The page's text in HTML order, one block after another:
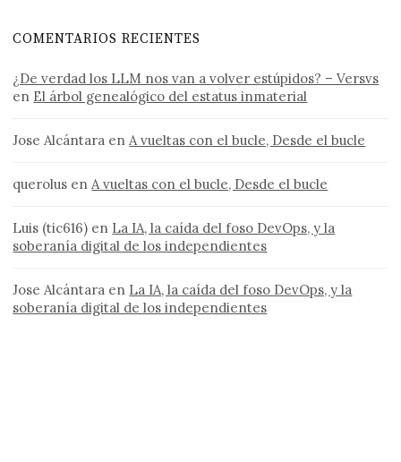
COMENTARIOS RECIENTES
¿De verdad los LLM nos van a volver estúpidos? – Versvs
en El árbol genealógico del estatus inmaterial
Jose Alcántara enA vueltas con el bucle, Desde el bucle
querolus enA vueltas con el bucle, Desde el bucle
Luis (tic616) en La IA, la caída del foso DevOps, y la
soberanía digital de los independientes
Jose Alcántara en La IA, la caída del foso DevOps, y la
soberanía digital de los independientes